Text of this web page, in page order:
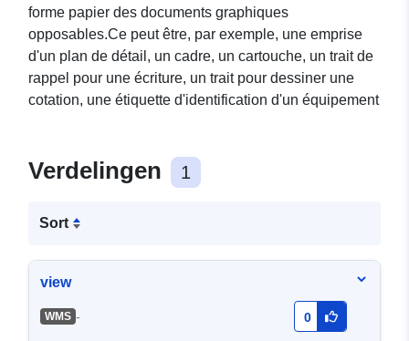
forme papier des documents graphiques
opposables.Ce peut être, par exemple, une emprise
d'un plan de détail, un cadre, un cartouche, un trait de
rappel pour une écriture, un trait pour dessiner une
cotation, une étiquette d'identification d'un équipement
Verdelingen 1
Sort
view
WMS - 0